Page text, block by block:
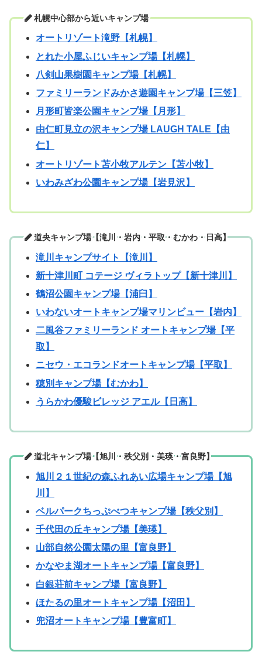
札幌中心部から近いキャンプ場
オートリゾート滝野【札幌】
とれた小屋ふじいキャンプ場【札幌】
八剣山果樹園キャンプ場【札幌】
ファミリーランドみかさ遊園キャンプ場【三笠】
月形町皆楽公園キャンプ場【月形】
由仁町見立の沢キャンプ場 LAUGH TALE【由
仁】
オートリゾート苫小牧アルテン【苫小牧】
いわみざわ公園キャンプ場【岩見沢】
道央キャンプ場【滝川・岩内・平取・むかわ・日高】
滝川キャンプサイト【滝川】
新十津川町 コテージ ヴィラトップ【新十津川】
鶴沼公園キャンプ場【浦臼】
いわないオートキャンプ場マリンビュー【岩内】
二風谷ファミリーランド オートキャンプ場【平
取】
ニセウ・エコランドオートキャンプ場【平取】
穂別キャンプ場【むかわ】
うらかわ優駿ビレッジ アエル【日高】
道北キャンプ場【旭川・秩父別・美瑛・富良野】
旭川２１世紀の森ふれあい広場キャンプ場【旭
川】
ベルパークちっぷべつキャンプ場【秩父別】
千代田の丘キャンプ場【美瑛】
山部自然公園太陽の里【富良野】
かなやま湖オートキャンプ場【富良野】
白銀荘前キャンプ場【富良野】
ほたるの里オートキャンプ場【沼田】
兜沼オートキャンプ場【豊富町】